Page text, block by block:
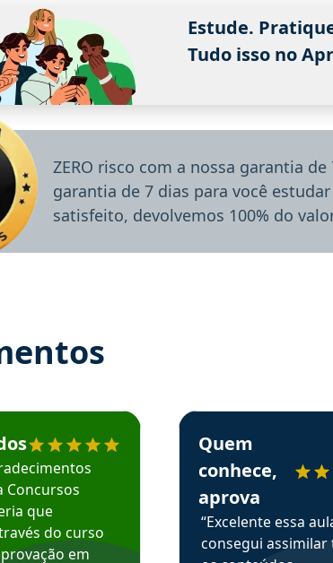
Estude.
Tudo isso no
ZERO risco com a nossa garantia
garantia de 7 dias para você
satisfeito, devolvemos 100% do
recomenda o Aprova Concursos em depoimento
Concursos
que
do curso
em
Estudante Sergio
Quem
conhece,
aprova
“Excelente essa
consegui assimilar